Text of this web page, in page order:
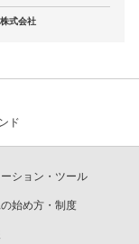
式会社
ド
ション・ツール
始め方・制度